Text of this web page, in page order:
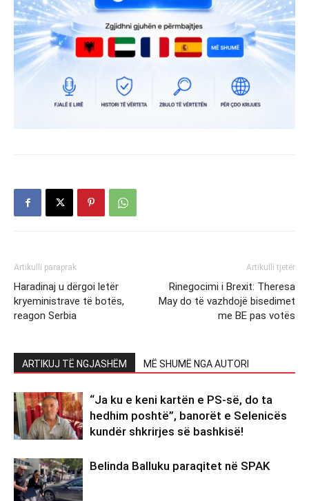
Artikulli paraprak
Haradinaj u dërgoi letër
kryeministrave të botës,
reagon Serbia
Artikulli tjetër
Rinegocimi i Brexit: Theresa
May do të vazhdojë bisedimet
me BE pas votës
ARTIKUJ TË NGJASHËM MË SHUMË NGA AUTORI
“Ja ku e keni kartën e PS-së, do ta
hedhim poshtë”, banorët e Selenicës
kundër shkrirjes së bashkisë!
Belinda Balluku paraqitet në SPAK